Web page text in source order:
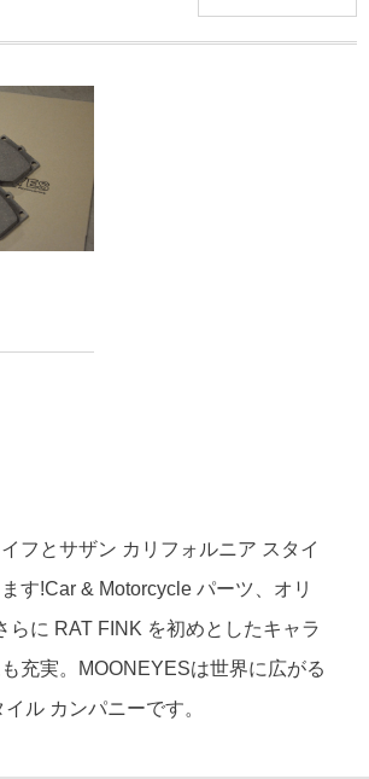
フとサザン カリフォルニア スタイ
す!Car & Motorcycle パーツ、オリ
らに RAT FINK を初めとしたキャラ
充実。MOONEYESは世界に広がる
ル カンパニーです。